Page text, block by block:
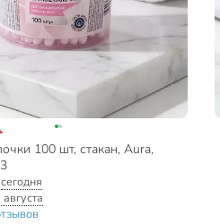
100 шт, стакан, Aura,
сегодня
августа